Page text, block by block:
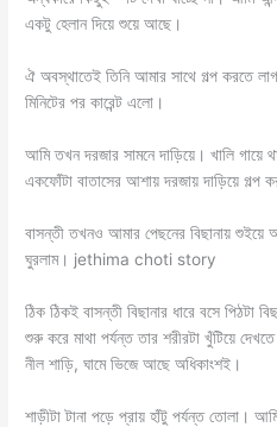
একটু হেলান দিয়ে শুয়ে আছে।
ঐ অবস্থাতেই তিনি আমার সাথে গল্প করতে
মিনিটের পর কারেন্ট এলো।
আমি তখন দরজার সামনে দাড়িয়ে। খালি গায়ে
একফোঁটা বাতাসের আশায় দরজায় দাড়িয়ে গল্প
বাসন্তী তখনও আমার পেছনের বিছানায়
ঘুরলাম। jethima choti story
ঠিক ঠিকই বাসন্তী বিছানার ধারে বসে পিঠটা
শুরু করে মাথা পর্যন্ত তার শরীরটা খুঁটিয়ে
নীল শাড়ি, ঘামে ভিজে আছে অধিকাংশই।
শাড়ীটা টানা পড়ে প্রায় হাঁটু পর্যন্ত তোলা।